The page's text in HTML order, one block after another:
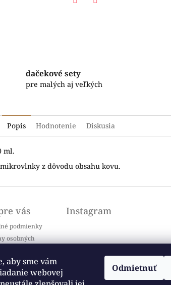
aby sme vám
webovej
Odmietnuť
dačekové sety
pre malých aj veľkých
Popis Hodnotenie Diskusia
ml.
z dôvodu obsahu kovu.
vás
podmienky
osobných
/ FAQ
Instagram
Sledovať na Instagrame